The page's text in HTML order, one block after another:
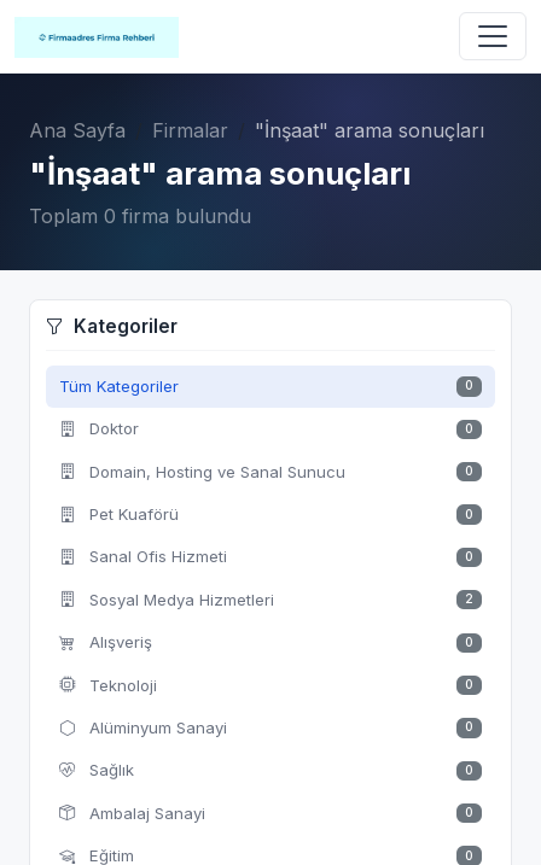
Ana Sayfa Firmalar "İnşaat" arama sonuçları
"İnşaat" arama sonuçları
Toplam 0 firma bulundu
Kategoriler
Tüm Kategoriler 0
Doktor 0
Domain, Hosting ve Sanal Sunucu 0
Pet Kuaförü 0
Sanal Ofis Hizmeti 0
Sosyal Medya Hizmetleri 2
Alışveriş 0
Teknoloji 0
Alüminyum Sanayi 0
Sağlık 0
Ambalaj Sanayi 0
Eğitim 0